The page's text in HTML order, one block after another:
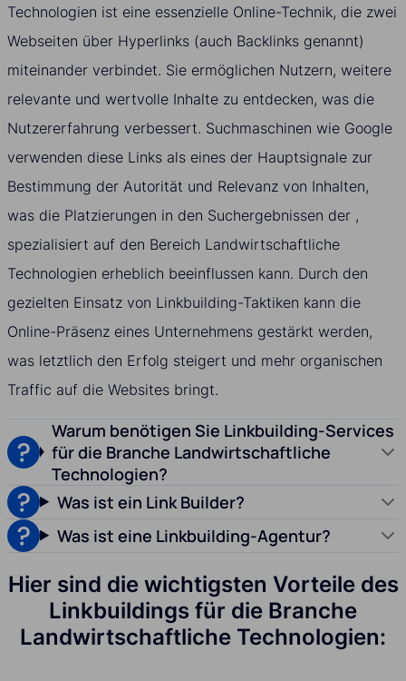
Technologien ist eine essenzielle Online-Technik, die zwei
Webseiten über Hyperlinks (auch Backlinks genannt)
miteinander verbindet. Sie ermöglichen Nutzern, weitere
relevante und wertvolle Inhalte zu entdecken, was die
Nutzererfahrung verbessert. Suchmaschinen wie Google
verwenden diese Links als eines der Hauptsignale zur
Bestimmung der Autorität und Relevanz von Inhalten,
was die Platzierungen in den Suchergebnissen der ,
spezialisiert auf den Bereich Landwirtschaftliche
Technologien erheblich beeinflussen kann. Durch den
gezielten Einsatz von Linkbuilding-Taktiken kann die
Online-Präsenz eines Unternehmens gestärkt werden,
was letztlich den Erfolg steigert und mehr organischen
Traffic auf die Websites bringt.
Warum benötigen Sie Linkbuilding-Services
für die Branche Landwirtschaftliche
Technologien?
Was ist ein Link Builder?
Was ist eine Linkbuilding-Agentur?
Hier sind die wichtigsten Vorteile des
Linkbuildings für die Branche
Landwirtschaftliche Technologien: